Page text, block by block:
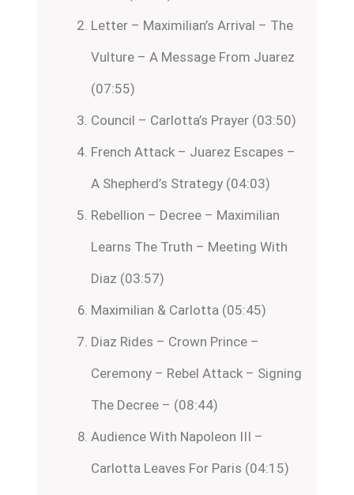
Letter – Maximilian’s Arrival – The
Vulture – A Message From Juarez
(07:55)
Council – Carlotta’s Prayer (03:50)
French Attack – Juarez Escapes –
A Shepherd’s Strategy (04:03)
Rebellion – Decree – Maximilian
Learns The Truth – Meeting With
Diaz (03:57)
Maximilian & Carlotta (05:45)
Diaz Rides – Crown Prince –
Ceremony – Rebel Attack – Signing
The Decree – (08:44)
Audience With Napoleon III –
Carlotta Leaves For Paris (04:15)